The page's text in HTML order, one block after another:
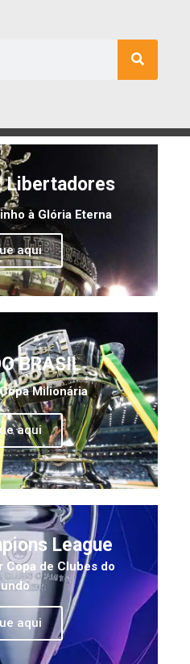
Libertadores
à Glória Eterna
aqui
BRASIL
Milionária
aqui
League
Copa de Clubes do
aqui